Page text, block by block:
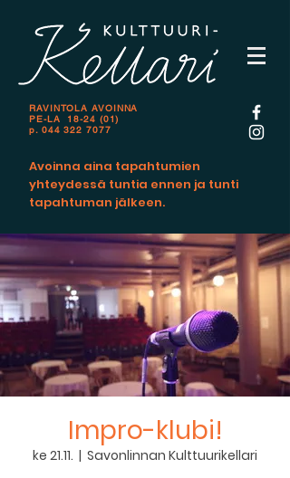
RAVINTOLA AVOINNA
PE-LA 18-24 (01)
p. 044 322 7077
Avoinna aina tapahtumien
yhteydessä tuntia ennen ja tunti
tapahtuman jälkeen.
Impro-klubi!
ke 21.11.
  |
Savonlinnan Kulttuurikellari